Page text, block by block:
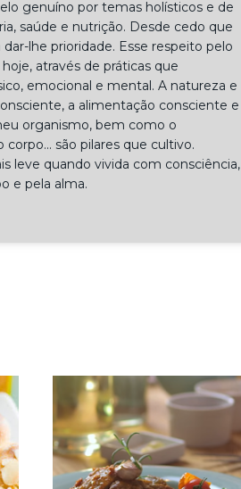
genuíno por temas holísticos e de
saúde e nutrição. Desde cedo que
lhe prioridade. Esse respeito pelo
através de práticas que
emocional e mental. A natureza e
a alimentação consciente e
organismo, bem como o
são pilares que cultivo.
leve quando vivida com consciência,
e pela alma.